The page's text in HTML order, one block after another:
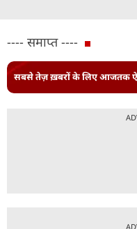
---- समाप्त ----
सबसे तेज़ ख़बरों के लिए आजतक